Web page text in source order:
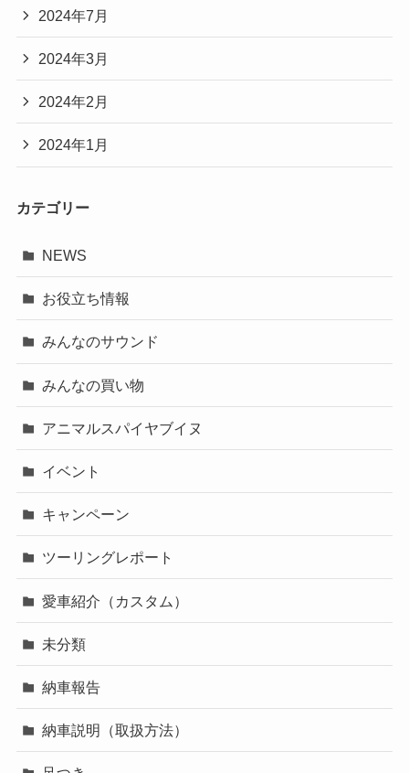
2024年7月
2024年3月
2024年2月
2024年1月
カテゴリー
NEWS
お役立ち情報
みんなのサウンド
みんなの買い物
アニマルスパイヤブイヌ
イベント
キャンペーン
ツーリングレポート
愛車紹介（カスタム）
未分類
納車報告
納車説明（取扱方法）